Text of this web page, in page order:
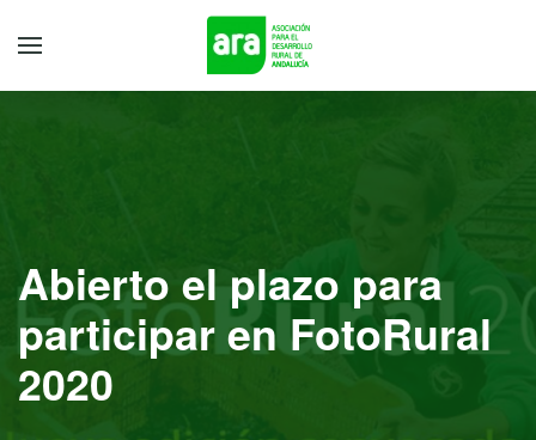
Abierto el plazo para
participar en FotoRural
2020